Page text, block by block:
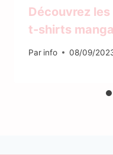
Découvrez
t-shirts
Par info 08/09/